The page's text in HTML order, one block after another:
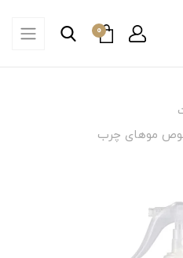
0
موهای چرب